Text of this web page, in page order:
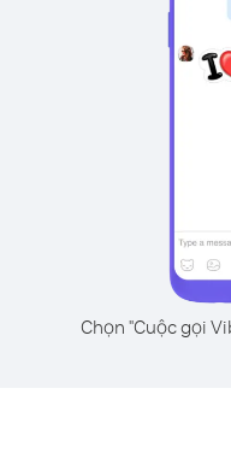
Chọn "Cuộc gọi